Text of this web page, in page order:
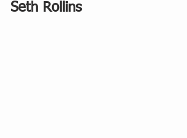
Seth Rollins